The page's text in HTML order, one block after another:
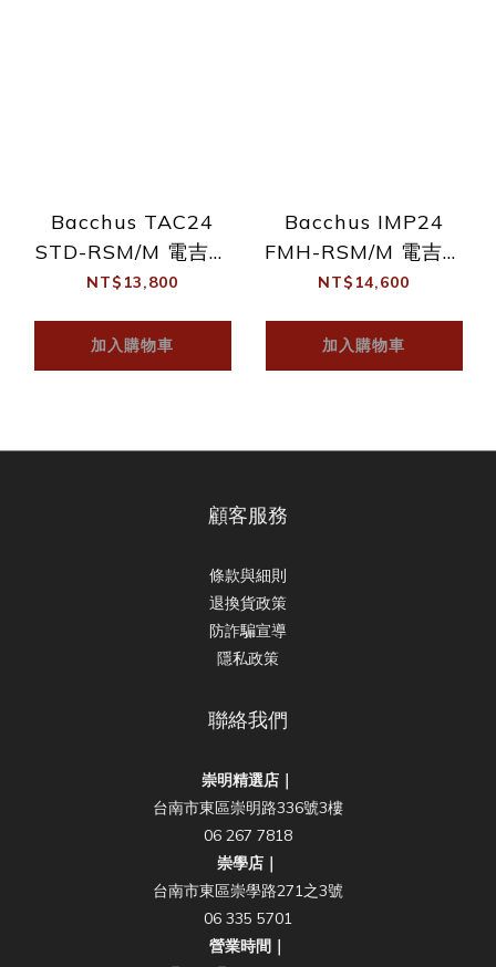
Bacchus TAC24
STD-RSM/M 電吉他
含原廠 琴袋/配件
NT$13,800
加入購物車
Bacchus IMP24
FMH-RSM/M 電吉他
含原廠 琴袋/配件
NT$14,600
加入購物車
顧客服務
條款與細則
退換貨政策
防詐騙宣導
隱私政策
聯絡我們
崇明精選店｜
台南市東區崇明路336號3樓
06 267 7818
崇學店｜
台南市東區崇學路271之3號
06 335 5701
營業時間｜